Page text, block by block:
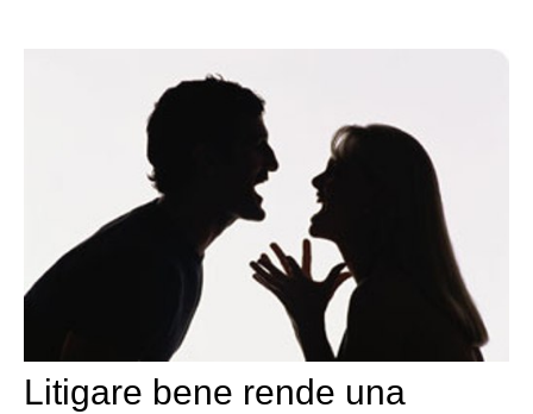
Litigare bene rende una